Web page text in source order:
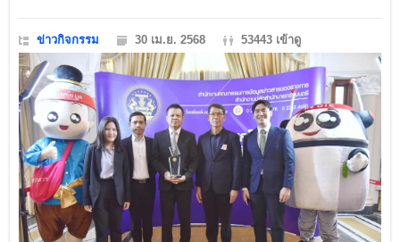
ข่าวกิจกรรม 30 เม.ย. 2568 53443 เข้าดู